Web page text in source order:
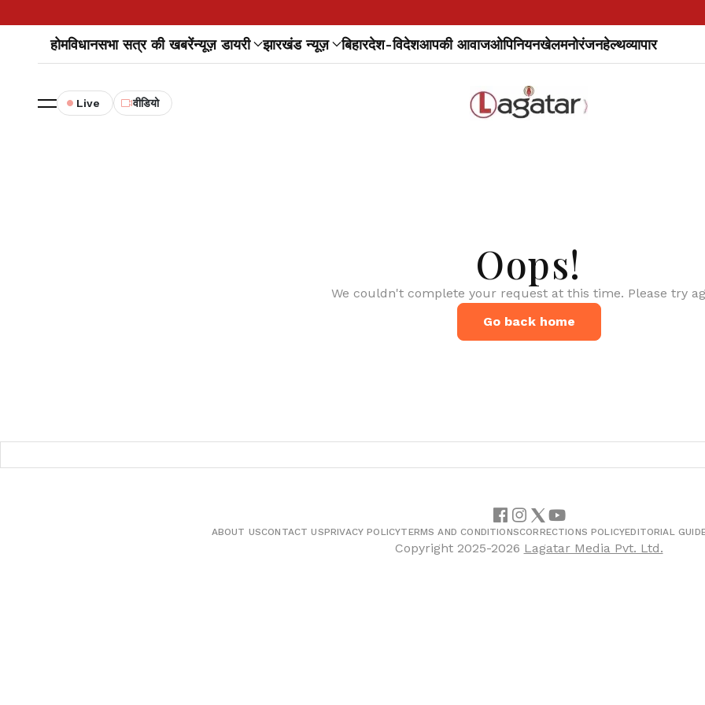
होमविधानसभा सत्र की खबरेंन्यूज़ डायरी झारखंड न्यूज़ बिहारदेश-विदेशआपकी आवाजओपिनियनखेलमनोरंजनहेल्थव्यापार
Live वीडियो
Oops!
We couldn't complete your request at this time. Please try
Go back home
ABOUT USCONTACT USPRIVACY POLICYTERMS AND CONDITIONSCORRECTIONS POLICYEDITORIAL
Copyright 2025-2026 Lagatar Media Pvt. Ltd.